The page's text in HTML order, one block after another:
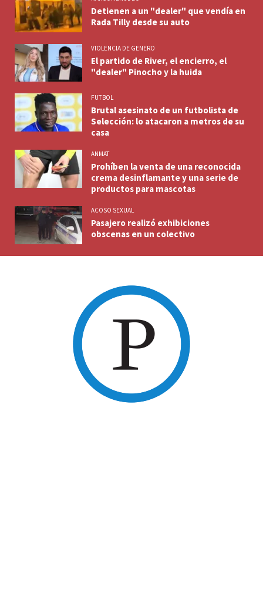
Detienen a un "dealer" que vendía en
Rada Tilly desde su auto
VIOLENCIA DE GENERO
El partido de River, el encierro, el
"dealer" Pinocho y la huida
FUTBOL
Brutal asesinato de un futbolista de
Selección: lo atacaron a metros de su
casa
ANMAT
Prohíben la venta de una reconocida
crema desinflamante y una serie de
productos para mascotas
ACOSO SEXUAL
Pasajero realizó exhibiciones
obscenas en un colectivo